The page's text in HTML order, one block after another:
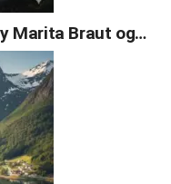
Marita Braut og…